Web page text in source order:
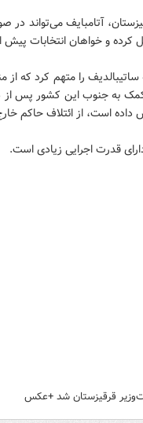
آتامبایف می‌تواند در
کرده و خواهان انتخابات
را متهم کرد که
است، از ائتلاف حاکم
قدرت اجرایی زیادی است.
قرقیزستان شد +عکس